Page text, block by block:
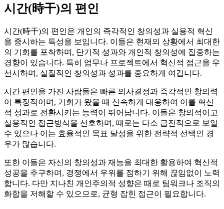
시간(時干)의 편인
시간(時干)의 편인은 개인의 즉각적인 창의성과 실용적 혁신
을 중시하는 특성을 보입니다. 이들은 현재의 상황에서 최대한
의 기회를 포착하며, 단기적 성과와 개인적 창의성에 집중하는
경향이 있습니다. 특히 업무나 프로젝트에서 혁신적 접근을 우
선시하며, 실질적인 창의성과 성과를 중요하게 여깁니다.
시간 편인을 가진 사람들은 빠른 의사결정과 즉각적인 창의력
이 특징적이며, 기회가 왔을 때 신속하게 대응하여 이를 혁신
적 성과로 전환시키는 능력이 뛰어납니다. 이들은 창의적이고
실용적인 접근방식을 선호하며, 때로는 다소 급진적으로 보일
수 있으나 이는 효율적인 목표 달성을 위한 전략적 선택인 경
우가 많습니다.
또한 이들은 자신의 창의성과 재능을 최대한 활용하여 혁신적
성공을 추구하며, 경쟁에서 우위를 점하기 위해 끊임없이 노력
합니다. 다만 지나친 개인주의적 성향은 때로 팀워크나 조직의
화합을 저해할 수 있으므로, 균형 잡힌 접근이 필요합니다.